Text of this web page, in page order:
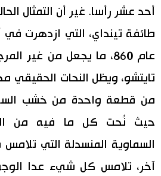
أحد عشر رأسا. غير أن التمثال
طائفة تينداي، التي ازدهرت
عام 860، ما يجعل من
تايتشو، ويظل النحات الحقيقي
من قطعة واحدة من خشب
حيث نُحت كل ما فيه من
السماوية المنسدلة التي تلامس
آخر، تلامس كل شيء عدا